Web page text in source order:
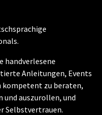
handverlesene
Anleitungen, Events
kompetent zu beraten,
auszurollen, und
Selbstvertrauen.